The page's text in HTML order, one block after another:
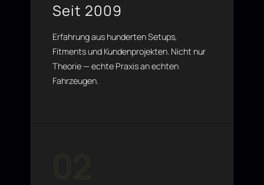
Seit 2009
Erfahrung aus hunderten Setups,
Fitments und Kundenprojekten. Nicht nur
Theorie — echte Praxis an echten
Fahrzeugen.
02